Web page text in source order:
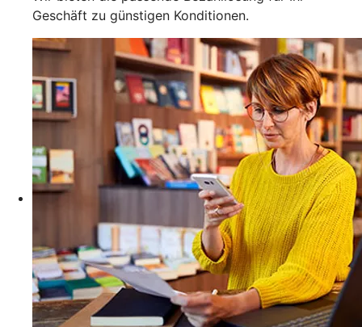
Geschäft zu günstigen Konditionen.